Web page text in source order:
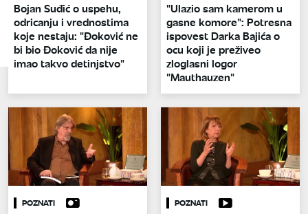
Bojan Suđić o uspehu,
odricanju i vrednostima
koje nestaju: "Đoković ne
bi bio Đoković da nije
imao takvo detinjstvo"
"Ulazio sam kamerom u
gasne komore": Potresna
ispovest Darka Bajića o
ocu koji je preživeo
zloglasni logor
"Mauthauzen"
POZNATI POZNATI